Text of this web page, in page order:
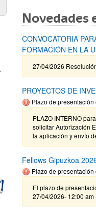
Novedades
CONVOCATORIA
FORMACIÓN EN LA
27/04/2026
PROYECTOS DE
Plazo de
PLAZO INTERNO
solicitar Autorización
la aplicación y envío
Fellows Gipuzkoa
Plazo de
El plazo de
27/04/2026- 12:00 am